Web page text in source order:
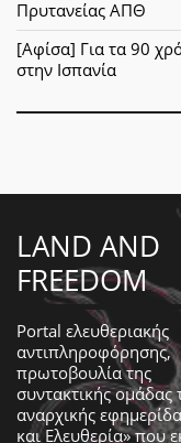
Πρυτανείας ΑΠΘ
[Αφίσα] Για τα 90
στην Ισπανία
LAND AND
FREEDOM
Portal ελευθεριακής
αντιπληροφόρησης,
πρωτοβουλία της
συντακτικής ομάδας
αναρχικής
και Ελευθερία» που